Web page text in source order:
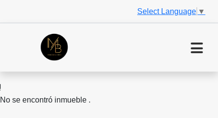
Select Language ▼
No se encontró inmueble .